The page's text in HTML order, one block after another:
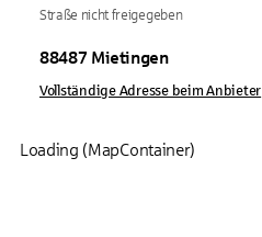
Straße nicht freigegeben
88487 Mietingen
Vollständige Adresse beim Anbieter
Loading (MapContainer)